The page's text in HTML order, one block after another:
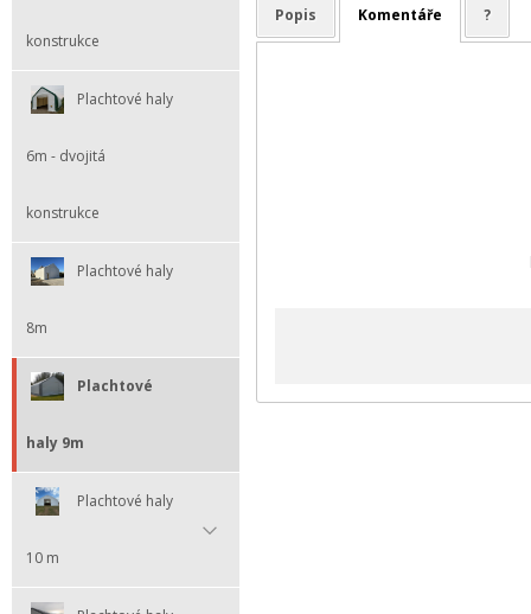
konstrukce
Plachtové haly
6m - dvojitá
konstrukce
Plachtové haly
8m
Plachtové
haly 9m
Plachtové haly
10 m
Popis Komentáře ?